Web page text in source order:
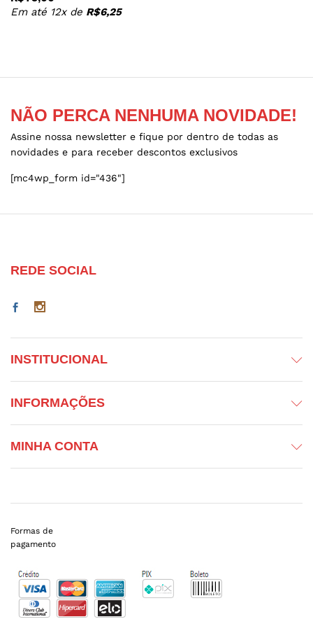
Em até 12x de R$6,25
page
NÃO PERCA NENHUMA NOVIDADE!
Assine nossa newsletter e fique por dentro de todas as
novidades e para receber descontos exclusivos
[mc4wp_form id="436"]
REDE SOCIAL
INSTITUCIONAL
INFORMAÇÕES
MINHA CONTA
Formas de
pagamento